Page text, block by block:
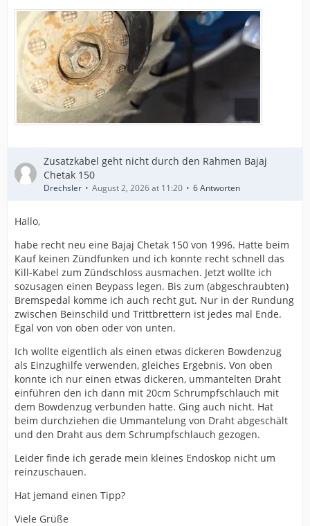
Zusatzkabel geht nicht durch den Rahmen Bajaj
Chetak 150
Drechsler August 2, 2026 at 11:20 6 Antworten
Hallo,
habe recht neu eine Bajaj Chetak 150 von 1996. Hatte beim
Kauf keinen Zündfunken und ich konnte recht schnell das
Kill-Kabel zum Zündschloss ausmachen. Jetzt wollte ich
sozusagen einen Beypass legen. Bis zum (abgeschraubten)
Bremspedal komme ich auch recht gut. Nur in der Rundung
zwischen Beinschild und Trittbrettern ist jedes mal Ende.
Egal von von oben oder von unten.
Ich wollte eigentlich als einen etwas dickeren Bowdenzug
als Einzughilfe verwenden, gleiches Ergebnis. Von oben
konnte ich nur einen etwas dickeren, ummantelten Draht
einführen den ich dann mit 20cm Schrumpfschlauch mit
dem Bowdenzug verbunden hatte. Ging auch nicht. Hat
beim durchziehen die Ummantelung von Draht abgeschält
und den Draht aus dem Schrumpfschlauch gezogen.
Leider finde ich gerade mein kleines Endoskop nicht um
reinzuschauen.
Hat jemand einen Tipp?
Viele Grüße